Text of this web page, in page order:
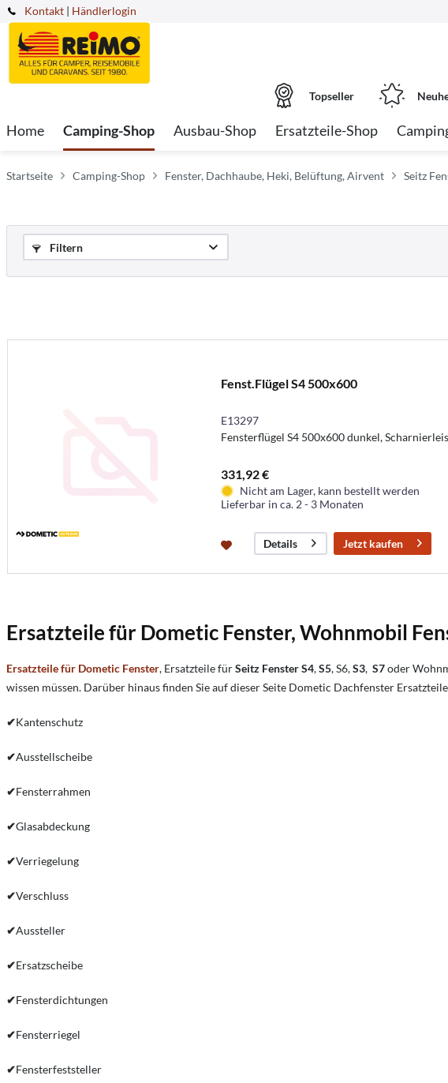
Kontakt | Händlerlogin
Topseller
Home Camping-Shop Ausbau-Shop Ersatzteile-Shop
Startseite Camping-Shop Fenster, Dachhaube, Heki, Belüftung, Airvent Seitz
Filtern
Fenst.Flügel S4 500x600
E13297
Fensterflügel S4 500x600 dunkel,
331,92 €
Nicht am Lager, kann bestellt werden
Lieferbar in ca. 2 - 3 Monaten
Details Jetzt kaufen
Ersatzteile für Dometic Fenster, Wohnmobil
Ersatzteile für Dometic Fenster, Ersatzteile fürSeitz Fenster S4,S5, S6,S3, S7oder
wissen müssen. Darüber hinaus finden Sie auf dieser Seite Dometic Dachfenster
✔Kantenschutz
✔Ausstellscheibe
✔Fensterrahmen
✔Glasabdeckung
✔Verriegelung
✔Verschluss
✔Aussteller
✔Ersatzscheibe
✔Fensterdichtungen
✔Fensterriegel
✔Fensterfeststeller